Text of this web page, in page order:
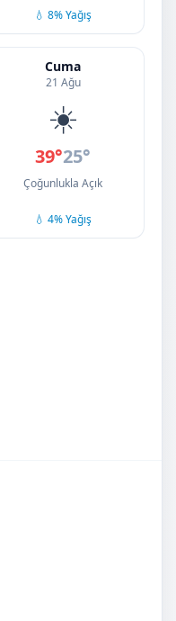
💧 8% Yağış
Cuma
21 Ağu
☀️
39°25°
Çoğunlukla Açık
💧 4% Yağış